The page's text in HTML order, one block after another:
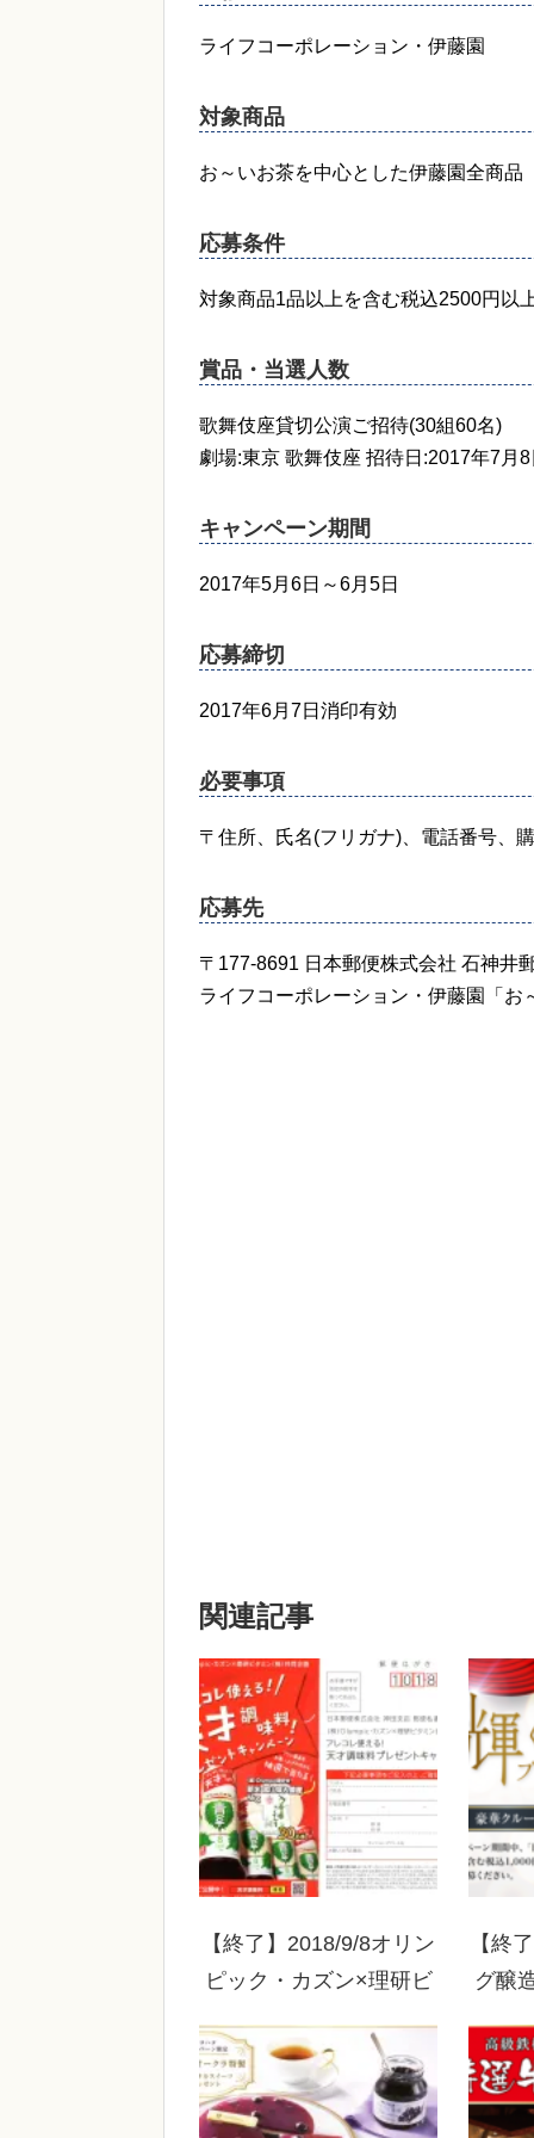
ライフコーポレーション・伊藤園
対象商品
お～いお茶を中心とした伊藤園全商品
応募条件
対象商品1品以上を含む税込2500円以
賞品・当選人数
歌舞伎座貸切公演ご招待(30組60名)
劇場:東京 歌舞伎座 招待日:2017年7月8
キャンペーン期間
2017年5月6日～6月5日
応募締切
2017年6月7日消印有効
必要事項
〒住所、氏名(フリガナ)、電話番号、
応募先
〒177-8691 日本郵便株式会社 石神井
ライフコーポレーション・伊藤園「
関連記事
【終了】2018/9/8オリン
ピック・カズン×理研ビ
る！天才調味料！プレゼ
ントキャンペーン
【終
グ醸